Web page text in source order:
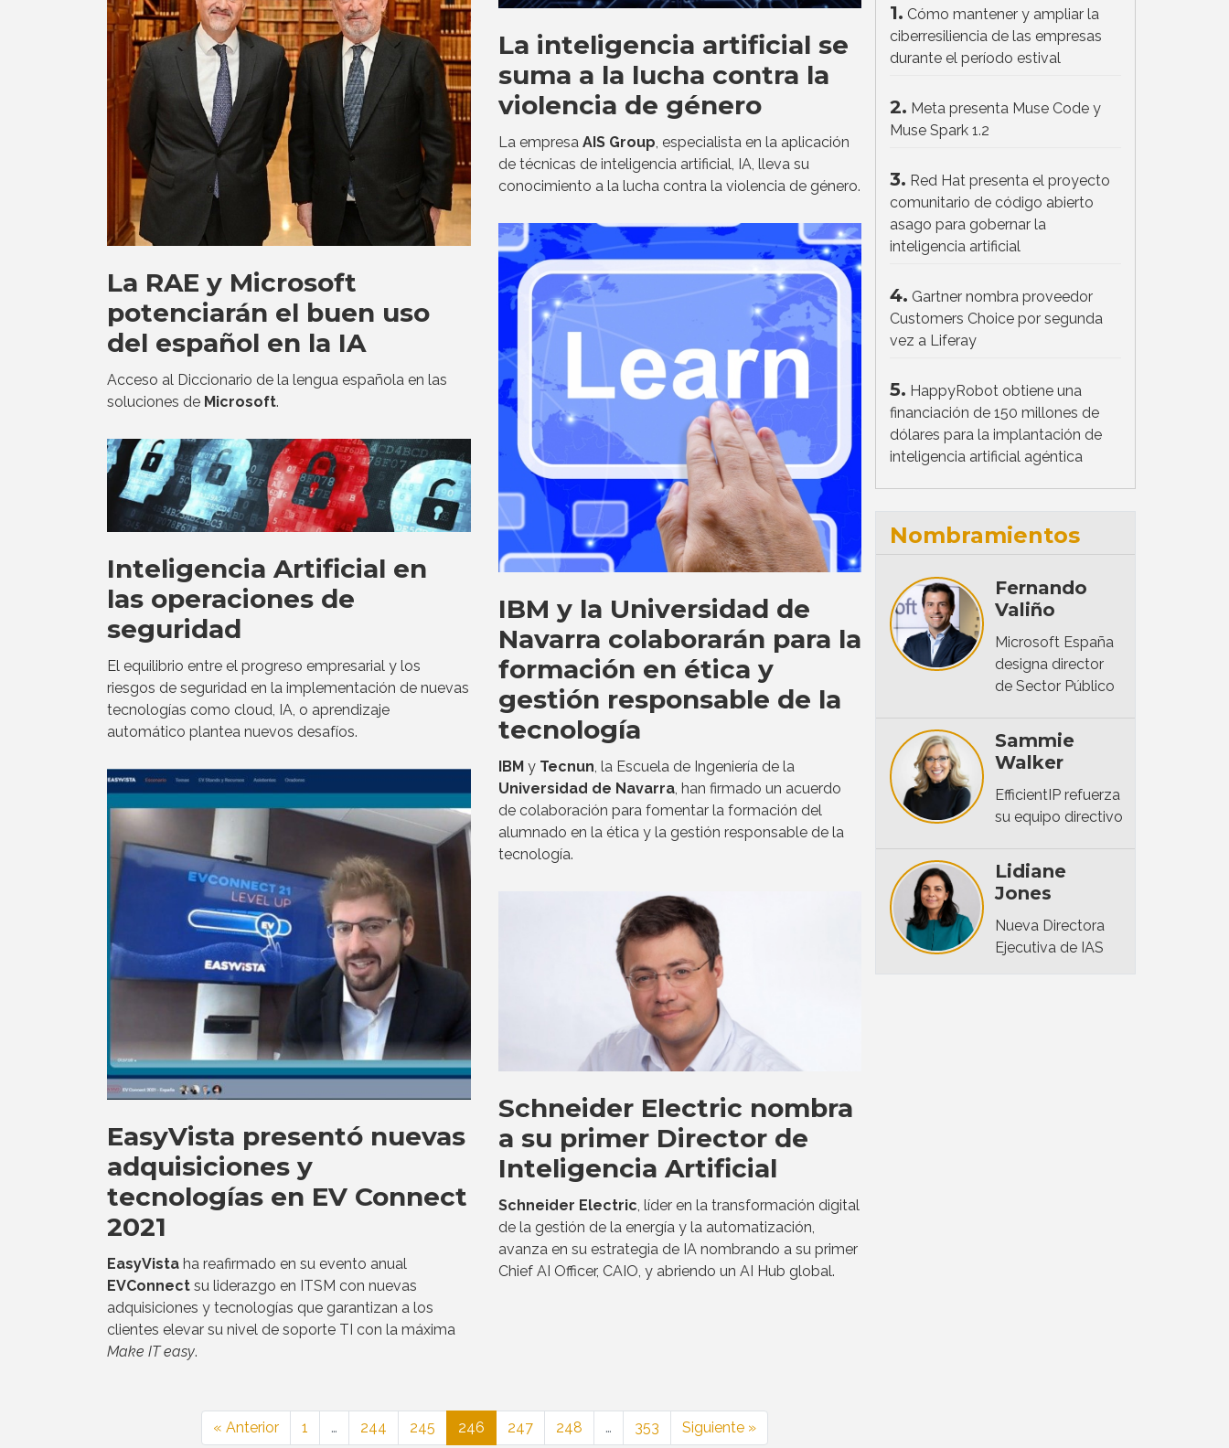
La RAE y Microsoft
potenciarán el buen uso
del español en la IA
Acceso al Diccionario de la lengua española en las
soluciones de Microsoft.
Inteligencia Artificial en
las operaciones de
seguridad
El equilibrio entre el progreso empresarial y los
riesgos de seguridad en la implementación de nuevas
tecnologías como cloud, IA, o aprendizaje
automático plantea nuevos desafíos.
EasyVista presentó nuevas
adquisiciones y
tecnologías en EV Connect
2021
EasyVista ha reafirmado en su evento anual
EVConnect su liderazgo en ITSM con nuevas
adquisiciones y tecnologías que garantizan a los
clientes elevar su nivel de soporte TI con la máxima
Make IT easy.
La inteligencia artificial se
suma a la lucha contra la
violencia de género
La empresa AIS Group, especialista en la aplicación
de técnicas de inteligencia artificial, IA, lleva su
conocimiento a la lucha contra la violencia de género.
IBM y la Universidad de
Navarra colaborarán para la
formación en ética y
gestión responsable de la
tecnología
IBM y Tecnun, la Escuela de Ingeniería de la
Universidad de Navarra, han firmado un acuerdo
de colaboración para fomentar la formación del
alumnado en la ética y la gestión responsable de la
tecnología.
Schneider Electric nombra
a su primer Director de
Inteligencia Artificial
Schneider Electric, líder en la transformación digital
de la gestión de la energía y la automatización,
avanza en su estrategia de IA nombrando a su primer
Chief AI Officer, CAIO, y abriendo un AI Hub global.
« Anterior 1 … 244 245 246 247 248 … 353 Siguiente »
1. Cómo mantener y ampliar la
ciberresiliencia de las empresas
durante el período estival
2. Meta presenta Muse Code y
Muse Spark 1.2
3. Red Hat presenta el proyecto
comunitario de código abierto
asago para gobernar la
inteligencia artificial
4. Gartner nombra proveedor
Customers Choice por segunda
vez a Liferay
5. HappyRobot obtiene una
financiación de 150 millones de
dólares para la implantación de
inteligencia artificial agéntica
Nombramientos
Fernando
Valiño
Microsoft España
designa director
de Sector Público
Sammie
Walker
EfficientIP refuerza
su equipo directivo
Lidiane
Jones
Nueva Directora
Ejecutiva de IAS